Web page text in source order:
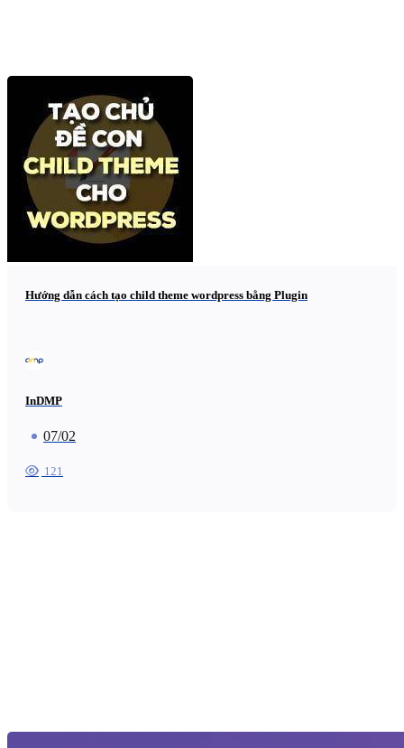
Hướng dẫn cách tạo child theme wordpress bằng Plugin
InDMP
07/02
121